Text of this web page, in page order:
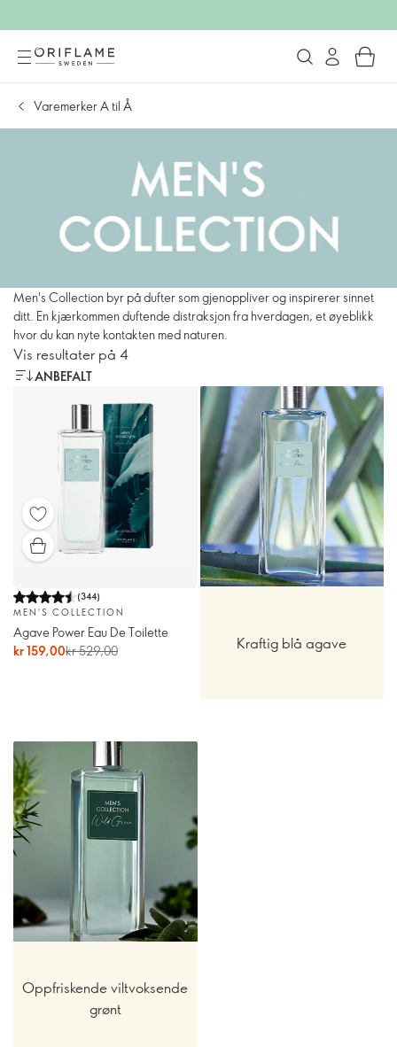
Varemerker A til Å
Men's Collection byr på dufter som gjenoppliver og inspirerer sinnet
ditt. En kjærkommen duftende distraksjon fra hverdagen, et øyeblikk
hvor du kan nyte kontakten med naturen.
Vis resultater på 4
ANBEFALT
(344)
MEN'S COLLECTION
Agave Power Eau De Toilette
kr 159,00kr 529,00 Kraftig blå agave
Oppfriskende viltvoksende
grønt